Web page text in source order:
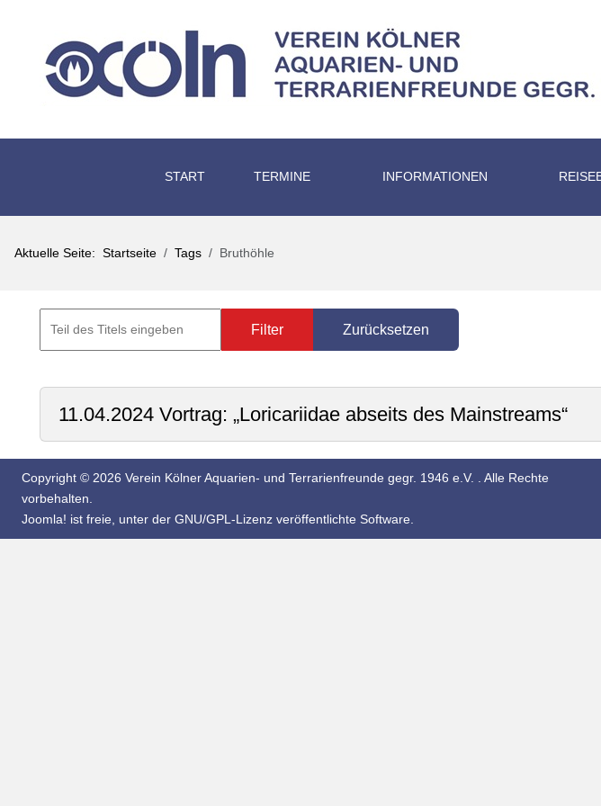
START TERMINE INFORMATIONEN
Aktuelle Seite: Startseite Tags Bruthöhle
Filter Zurücksetzen
11.04.2024 Vortrag: „Loricariidae abseits des Mainstreams“
Copyright © 2026 Verein Kölner Aquarien- und Terrarienfreunde gegr. 1946 e.V. . Alle Rechte
vorbehalten.
Joomla! ist freie, unter der GNU/GPL-Lizenz veröffentlichte Software.